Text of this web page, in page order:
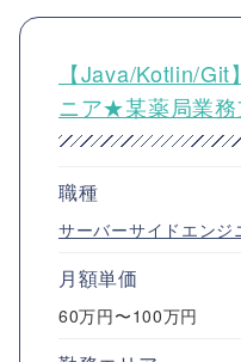
【Java/Kotlin/
ニア★某薬局業務
職種
サーバーサイドエンジ
月額単価
60万円〜100万円